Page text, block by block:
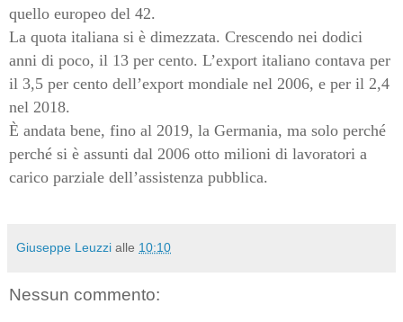
quello europeo del 42.
La quota italiana si è dimezzata. Crescendo nei dodici
anni di poco, il 13 per cento. L’export italiano contava per
il 3,5 per cento dell’export mondiale nel 2006, e per il 2,4
nel 2018.
È andata bene, fino al 2019, la Germania, ma solo perché
perché si è assunti dal 2006 otto milioni di lavoratori a
carico parziale dell’assistenza pubblica.
Giuseppe Leuzzi alle 10:10
Nessun commento: